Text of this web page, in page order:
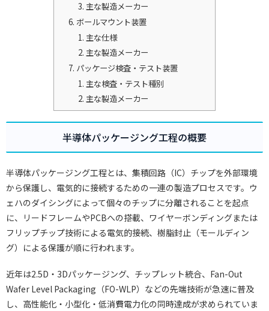
主な製造メーカー
ボールマウント装置
主な仕様
主な製造メーカー
パッケージ検査・テスト装置
主な検査・テスト種別
主な製造メーカー
半導体パッケージング工程の概要
半導体パッケージング工程とは、集積回路（IC）チップを外部環境
から保護し、電気的に接続するための一連の製造プロセスです。ウ
ェハのダイシングによって個々のチップに分離されることを起点
に、リードフレームやPCBへの搭載、ワイヤーボンディングまたは
フリップチップ技術による電気的接続、樹脂封止（モールディン
グ）による保護が順に行われます。
近年は2.5D・3Dパッケージング、チップレット統合、Fan-Out
Wafer Level Packaging（FO-WLP）などの先端技術が急速に普及
し、高性能化・小型化・低消費電力化の同時達成が求められていま